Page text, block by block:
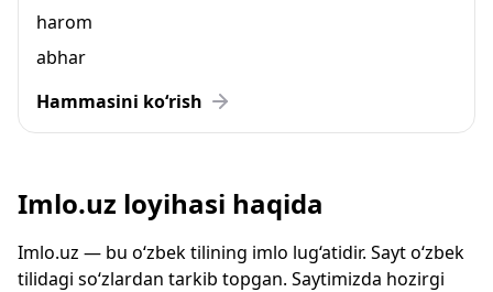
harom
abhar
Hammasini ko‘rish
Imlo.uz loyihasi haqida
Imlo.uz — bu o‘zbek tilining imlo lug‘atidir. Sayt o‘zbek
tilidagi so‘zlardan tarkib topgan. Saytimizda hozirgi